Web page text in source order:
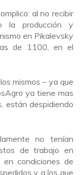
al no recibir
la producción y
en Pikalevsky
de 1100, en el
mismos – ya que
ya tiene mas
están despidiendo
no tenían
de trabajo en
condiciones de
y a los que